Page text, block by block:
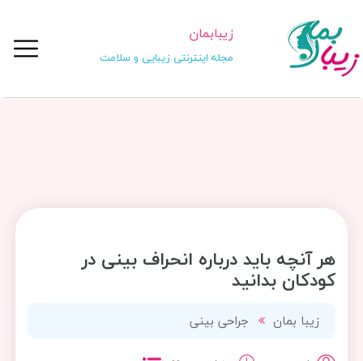
زیبابمان
مجله اینترنتی زیبایی و سلامت
هر آنچه باید درباره انحراف بینی در
کودکان بدانید
زیبا بمان جراحی بینی